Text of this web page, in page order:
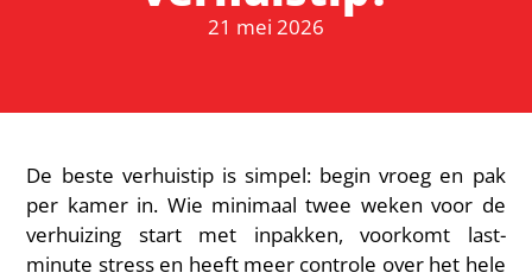
21 mei 2026
De beste verhuistip is simpel: begin vroeg en pak
per kamer in. Wie minimaal twee weken voor de
verhuizing start met inpakken, voorkomt last-
minute stress en heeft meer controle over het hele